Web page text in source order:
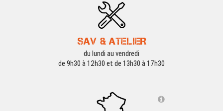
SAV & ATELIER
du lundi au vendredi
de 9h30 à 12h30 et de 13h30 à 17h30